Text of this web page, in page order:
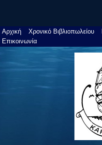
Αρχική Χρονικό Βιβλιοπωλείου
Επικοινωνία